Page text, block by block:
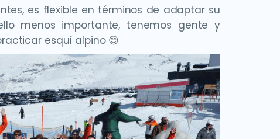
es flexible en términos de adaptar su
menos importante, tenemos gente y
esquí alpino 😊